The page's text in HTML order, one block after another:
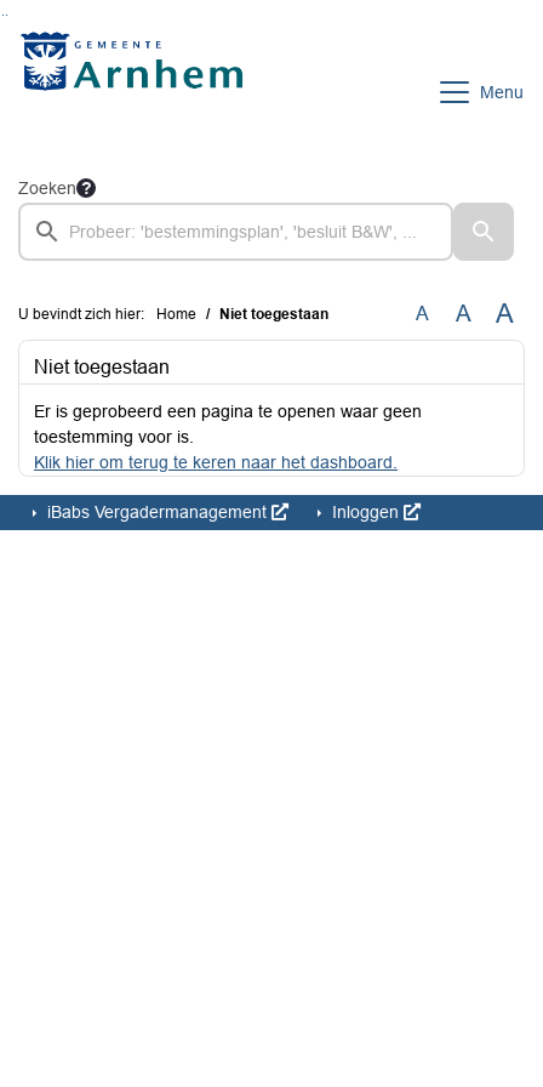
Menu
Zoeken
U bevindt zich hier: Home Niet toegestaan A A A
Niet toegestaan
Er is geprobeerd een pagina te openen waar geen
toestemming voor is.
Klik hier om terug te keren naar het dashboard.
iBabs Vergadermanagement Inloggen